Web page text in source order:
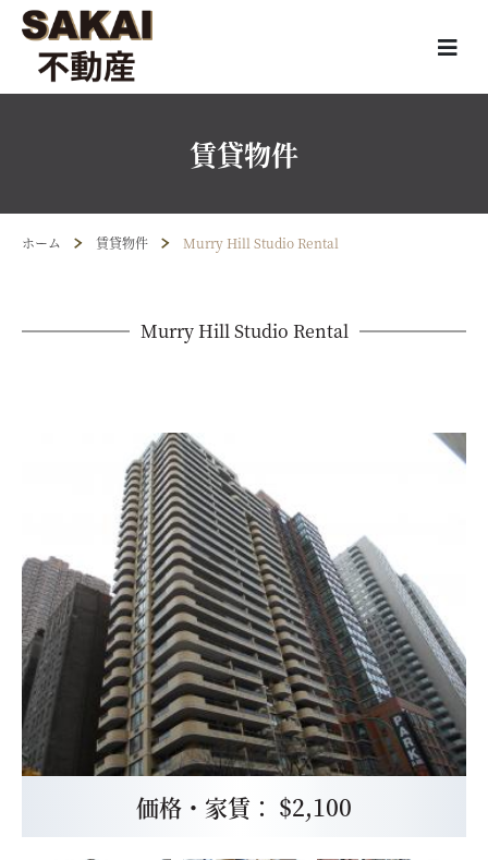
賃貸物件
ホーム 賃貸物件 Murry Hill Studio Rental
Murry Hill Studio Rental
価格・家賃： $2,100